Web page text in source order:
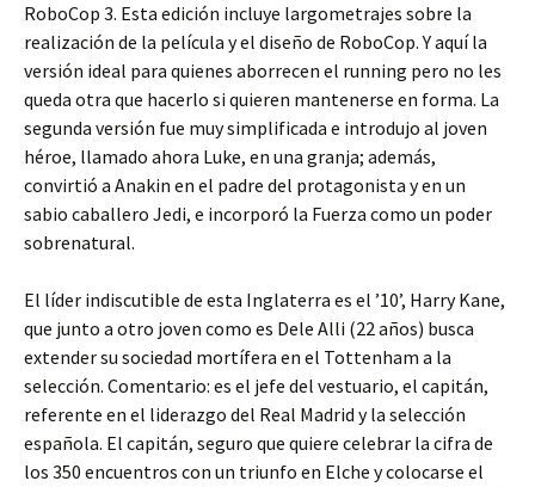
RoboCop 3. Esta edición incluye largometrajes sobre la
realización de la película y el diseño de RoboCop. Y aquí la
versión ideal para quienes aborrecen el running pero no les
queda otra que hacerlo si quieren mantenerse en forma. La
segunda versión fue muy simplificada e introdujo al joven
héroe, llamado ahora Luke, en una granja; además,
convirtió a Anakin en el padre del protagonista y en un
sabio caballero Jedi, e incorporó la Fuerza como un poder
sobrenatural.
El líder indiscutible de esta Inglaterra es el ’10’, Harry Kane,
que junto a otro joven como es Dele Alli (22 años) busca
extender su sociedad mortífera en el Tottenham a la
selección. Comentario: es el jefe del vestuario, el capitán,
referente en el liderazgo del Real Madrid y la selección
española. El capitán, seguro que quiere celebrar la cifra de
los 350 encuentros con un triunfo en Elche y colocarse el